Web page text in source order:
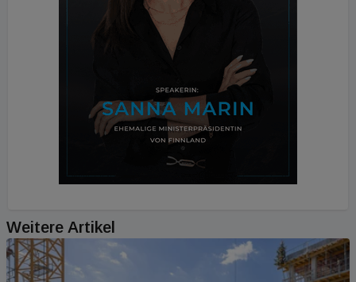
Weitere Artikel